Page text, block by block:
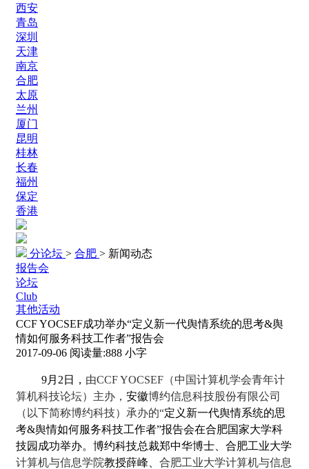
西安
青岛
深圳
天津
南京
合肥
太原
兰州
厦门
昆明
桂林
长春
福州
保定
香港
分论坛 > 合肥 > 新闻动态
报告会
论坛
Club
其他活动
CCF YOCSEF成功举办“定义新一代舆情系统的思考&舆
情如何服务科技工作者”报告会
2017-09-06 阅读量:888 小字
9月2日， 由CCF YOCSEF（中国计算机学会青年计
算机科技论坛）主办， 安徽博约信息科技股份有限公司
（以下简称博约科技）承办的“定义新一代舆情系统的思
考&舆情如何服务科技工作者”报告会在合肥国家大学科
技园成功举办。博约科技总裁郑中华博士、合肥工业大学
计算机与信息学院教授薛峰、 合肥工业大学计算机与信息